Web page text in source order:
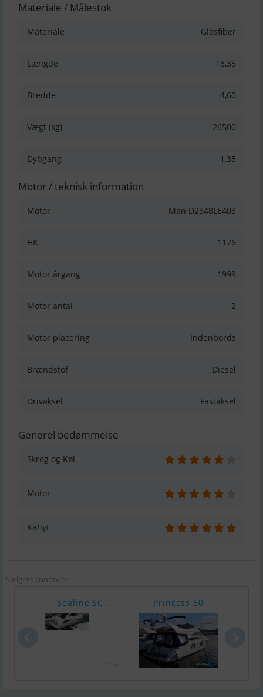
Materiale / Målestok
Materiale Glasfiber
Længde 18,35
Bredde 4,60
Vægt (kg) 26500
Dybgang 1,35
Motor / teknisk information
Motor Man D2848LE403
HK 1176
Motor årgang 1999
Motor antal 2
Motor placering Indenbords
Brændstof Diesel
Drivaksel Fastaksel
Generel bedømmelse
Skrog og Køl
Motor
Kahyt
Sælgers annoncer
Sealine SC .. Princess 50